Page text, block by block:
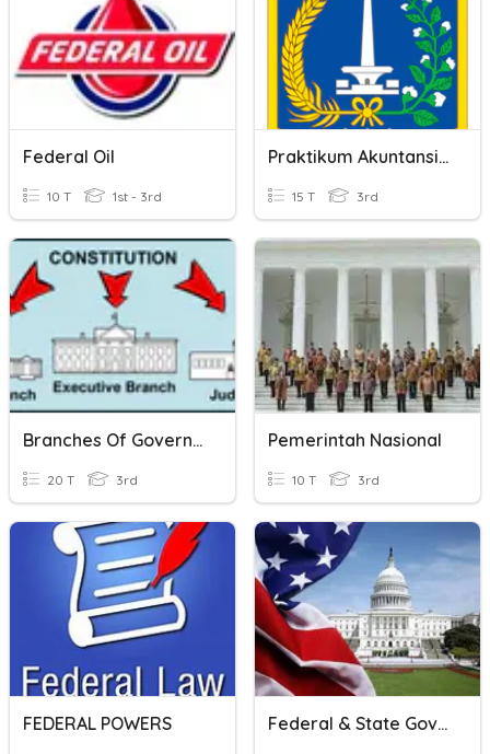
Federal Oil
10 T 1st - 3rd
Praktikum Akuntansi Lembaga Pemerintah
15 T 3rd
Branches Of Government (Federal And State)
20 T 3rd
Pemerintah Nasional
10 T 3rd
FEDERAL POWERS Federal & State Governments